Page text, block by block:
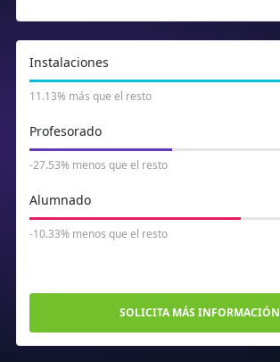
Instalaciones
11.13% más que el resto
Profesorado
-27.53% menos que el resto
Alumnado
-10.33% menos que el resto
SOLICITA MÁS INFORMACIÓN